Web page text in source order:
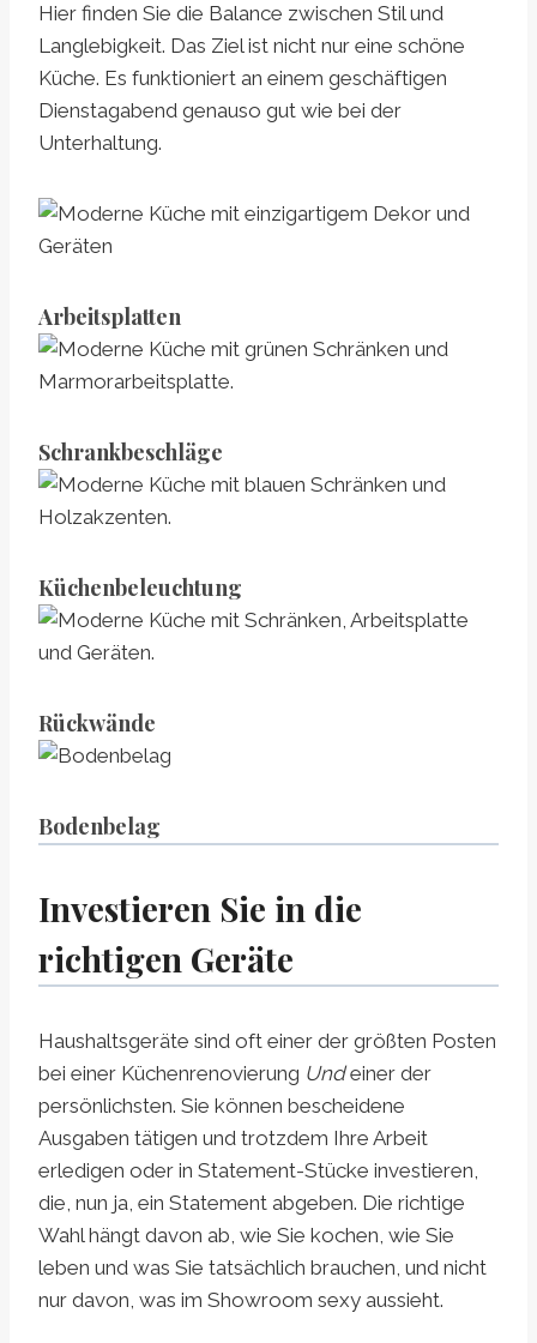
Hier finden Sie die Balance zwischen Stil und
Langlebigkeit. Das Ziel ist nicht nur eine schöne
Küche. Es funktioniert an einem geschäftigen
Dienstagabend genauso gut wie bei der
Unterhaltung.
Arbeitsplatten
Schrankbeschläge
Küchenbeleuchtung
Rückwände
Bodenbelag
Investieren Sie in die
richtigen Geräte
Haushaltsgeräte sind oft einer der größten Posten
bei einer Küchenrenovierung Undeiner der
persönlichsten. Sie können bescheidene
Ausgaben tätigen und trotzdem Ihre Arbeit
erledigen oder in Statement-Stücke investieren,
die, nun ja, ein Statement abgeben. Die richtige
Wahl hängt davon ab, wie Sie kochen, wie Sie
leben und was Sie tatsächlich brauchen, und nicht
nur davon, was im Showroom sexy aussieht.